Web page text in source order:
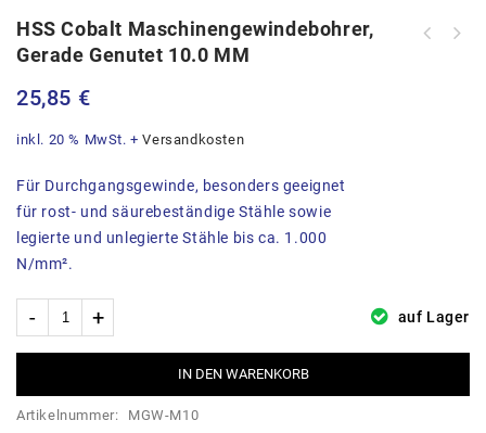
HSS Cobalt Maschinengewindebohrer,
Gerade Genutet 10.0 MM
25,85 €
inkl. 20 % MwSt. +Versandkosten
Für Durchgangsgewinde, besonders geeignet
für rost- und säurebeständige Stähle sowie
legierte und unlegierte Stähle bis ca. 1.000
N/mm².
auf Lager
IN DEN WARENKORB
Artikelnummer:
MGW-M10